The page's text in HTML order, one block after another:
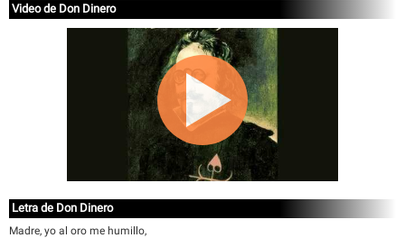
Video de Don Dinero
Letra de Don Dinero
Madre, yo al oro me humillo,